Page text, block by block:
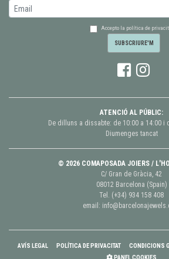
Accepto la política de
ATENCIÓ AL PÚBLIC:
De dilluns a dissabte: de 10:00 a 14:00 i
Diumenges tancat
© 2026 COMAPOSADA JOIERS /
C/ Gran de Gràcia, 42
08012 Barcelona (Spain)
Tel. (+34) 934 158 408
email:
AVÍS LEGAL POLÍTICA DE PRIVACITAT
CONDICIONS